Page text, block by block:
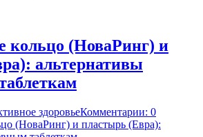
кольцо (НоваРинг) и
альтернативы
здоровьеКомментарии: 0